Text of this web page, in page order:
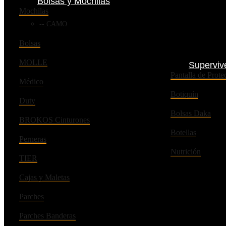
Mochilas
CAMO
Bolsas
MOLLE
Médico
Duty
BROKOS Cinturones
Perneras
TIER
Cajas y Maletas
Parches
Parches Banderas
Pantalla de
Botiquín
Bolsas Daka
Botellas
Nutrición